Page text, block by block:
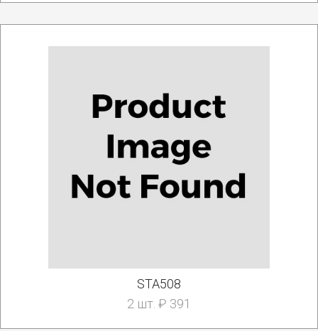
STA508
2 шт. ₽ 391